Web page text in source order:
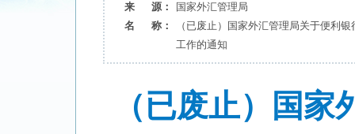
来 源：
国家外汇管理局
名 称：
（已废止）国家外汇管理局关于便利
工作的通知
（已废止）国